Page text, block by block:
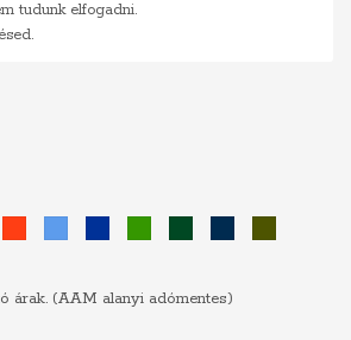
tudunk elfogadni.
árak. (AAM alanyi adómentes)